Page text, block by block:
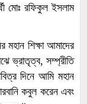
মোঃ রফিকুল ইসলাম
মহান শিক্ষা আমাদের
ভ্রাতৃত্ব, সম্প্রীতি
দিনে আমি মহান
কবুল করেন এবং